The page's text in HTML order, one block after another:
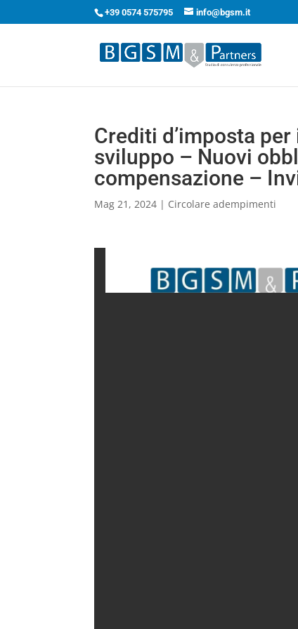
+39 0574 575795 info@bgsm.it
Crediti d’imposta
sviluppo – Nuovi
compensazione –
Mag 21, 2024 | Circolare adempimenti